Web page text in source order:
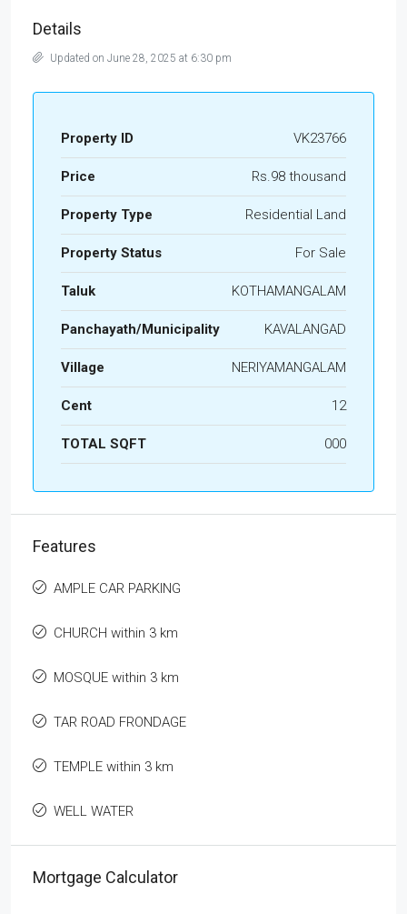
Details
Updated on June 28, 2025 at 6:30 pm
Property ID VK23766
Price Rs.98 thousand
Property Type Residential Land
Property Status For Sale
Taluk KOTHAMANGALAM
Panchayath/Municipality KAVALANGAD
Village NERIYAMANGALAM
Cent 12
TOTAL SQFT 000
Features
AMPLE CAR PARKING
CHURCH within 3 km
MOSQUE within 3 km
TAR ROAD FRONDAGE
TEMPLE within 3 km
WELL WATER
Mortgage Calculator